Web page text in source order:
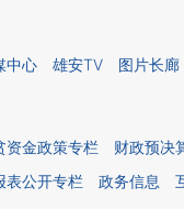
中心 雄安TV 图片长廊
资金政策专栏
财政预决
表公开专栏
政务信息